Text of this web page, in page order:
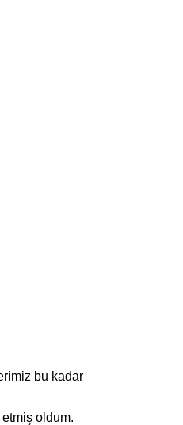
bu kadar
oldum.